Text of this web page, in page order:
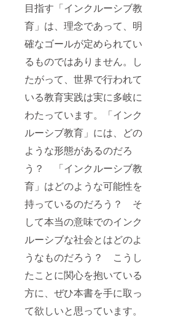
目指す「インクルーシブ教
育」は、理念であって、明
確なゴールが定められてい
るものではありません。し
たがって、世界で行われて
いる教育実践は実に多岐に
わたっています。「インク
ルーシブ教育」には、どの
ような形態があるのだろ
う？ 「インクルーシブ教
育」はどのような可能性を
持っているのだろう？ そ
して本当の意味でのインク
ルーシブな社会とはどのよ
うなものだろう？ こうし
たことに関心を抱いている
方に、ぜひ本書を手に取っ
て欲しいと思っています。